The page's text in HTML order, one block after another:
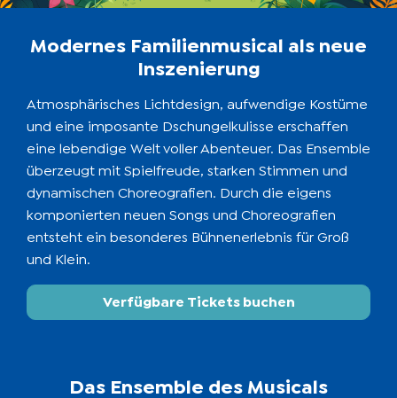
Modernes Familienmusical als neue
Inszenierung
Atmosphärisches Lichtdesign, aufwendige Kostüme
und eine imposante Dschungelkulisse erschaffen
eine lebendige Welt voller Abenteuer. Das Ensemble
überzeugt mit Spielfreude, starken Stimmen und
dynamischen Choreografien. Durch die eigens
komponierten neuen Songs und Choreografien
entsteht ein besonderes Bühnenerlebnis für Groß
und Klein.
Verfügbare Tickets buchen
Das Ensemble des Musicals